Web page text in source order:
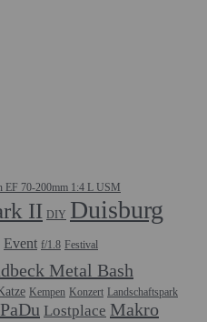
EF 70-200mm 1:4 L USM
II DIY Duisburg
Event f/1.8 Festival
Metal Bash
Kempen Konzert Landschaftspark
Lostplace Makro